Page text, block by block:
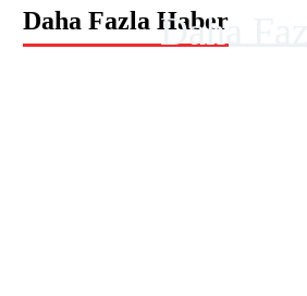
Daha Fazla Haber
Daha